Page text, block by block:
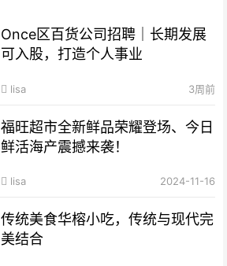
Once区百货公司招聘｜长期发展
可入股，打造个人事业
lisa 3周前
福旺超市全新鲜品荣耀登场、今日
鲜活海产震撼来袭！
lisa 2024-11-16
传统美食华榕小吃，传统与现代完
美结合